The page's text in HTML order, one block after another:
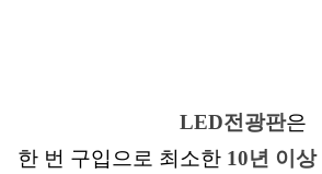
LED전광판은
한 번 구입으로 최소한 10년 이상